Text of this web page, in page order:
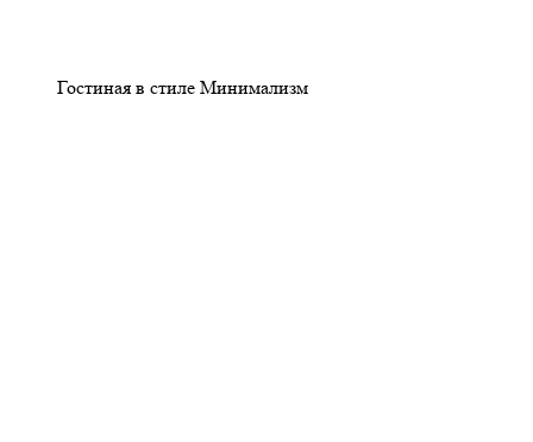
Гостиная в стиле Минимализм